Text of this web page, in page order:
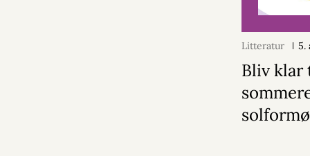
Litteratur 5.
Bliv klar